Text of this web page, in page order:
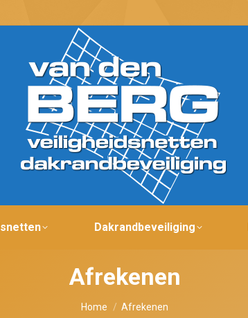
Dakrandbeveiliging
Afrekenen
Je bent hier:
Home Afrekenen